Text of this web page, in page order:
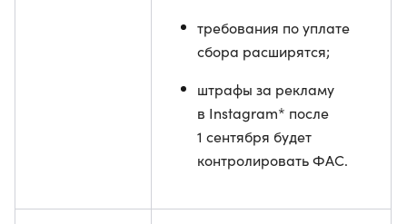
требования по уплате
сбора расширятся;
штрафы за рекламу
в Instagram* после
1 сентября будет
контролировать ФАС.